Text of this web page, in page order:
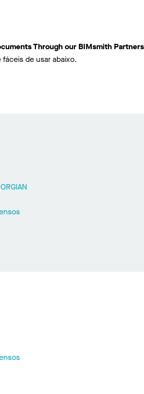
Through our BIMsmith
de usar abaixo.